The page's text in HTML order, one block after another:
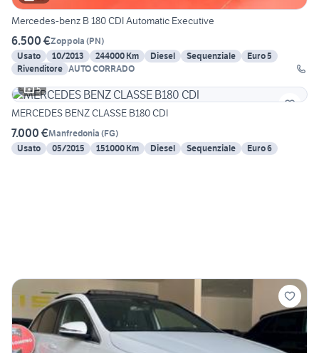
Mercedes-benz B 180 CDI Automatic Executive
6.500 €Zoppola (PN)
Usato
10/2013 244000 Km Diesel Sequenziale
Euro 5
Rivenditore AUTO CORRADO
5
MERCEDES BENZ CLASSE B180 CDI
7.000 €Manfredonia (FG)
Usato
05/2015 151000 Km Diesel Sequenziale Euro 6